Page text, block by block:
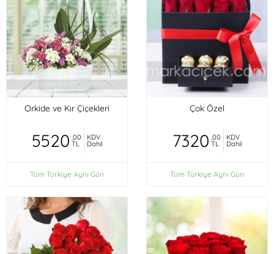
Orkide ve Kır Çiçekleri
5520 ,00
TL
KDV
Dahil
Tüm Türkiye Aynı Gün
Çok Özel
7320 ,00
TL
KDV
Dahil
Tüm Türkiye Aynı Gün